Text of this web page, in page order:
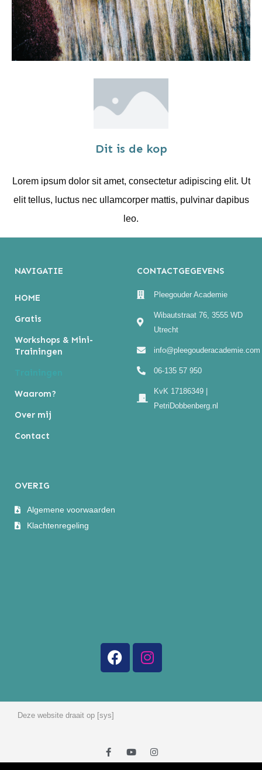
Dit is de kop
Lorem ipsum dolor sit amet, consectetur adipiscing elit. Ut
elit tellus, luctus nec ullamcorper mattis, pulvinar dapibus
leo.
NAVIGATIE
HOME
Gratis
Workshops & Mini-
Trainingen
Waarom?
Over mij
Contact
CONTACTGEGEVENS
Pleegouder Academie
Wibautstraat 76, 3555 WD
Utrecht
info@pleegouderacademie.com
06-135 57 950
KvK 17186349 |
PetriDobbenberg.nl
OVERIG
Algemene voorwaarden
Klachtenregeling
Deze website draait op [sys]